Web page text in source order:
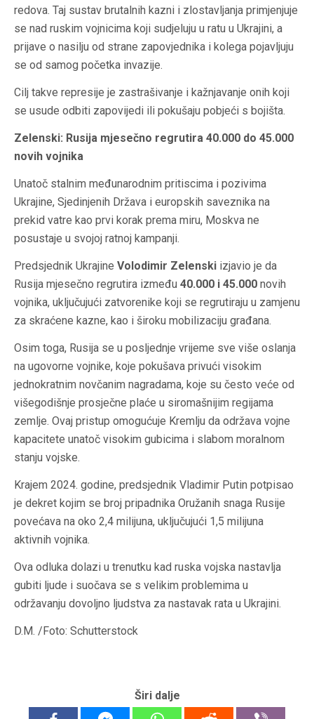
redova. Taj sustav brutalnih kazni i zlostavljanja primjenjuje
se nad ruskim vojnicima koji sudjeluju u ratu u Ukrajini, a
prijave o nasilju od strane zapovjednika i kolega pojavljuju
se od samog početka invazije.
Cilj takve represije je zastrašivanje i kažnjavanje onih koji
se usude odbiti zapovijedi ili pokušaju pobjeći s bojišta.
Zelenski: Rusija mjesečno regrutira 40.000 do 45.000
novih vojnika
Unatoč stalnim međunarodnim pritiscima i pozivima
Ukrajine, Sjedinjenih Država i europskih saveznika na
prekid vatre kao prvi korak prema miru, Moskva ne
posustaje u svojoj ratnoj kampanji.
Predsjednik Ukrajine Volodimir Zelenski izjavio je da
Rusija mjesečno regrutira između 40.000 i 45.000 novih
vojnika, uključujući zatvorenike koji se regrutiraju u zamjenu
za skraćene kazne, kao i široku mobilizaciju građana.
Osim toga, Rusija se u posljednje vrijeme sve više oslanja
na ugovorne vojnike, koje pokušava privući visokim
jednokratnim novčanim nagradama, koje su često veće od
višegodišnje prosječne plaće u siromašnijim regijama
zemlje. Ovaj pristup omogućuje Kremlju da održava vojne
kapacitete unatoč visokim gubicima i slabom moralnom
stanju vojske.
Krajem 2024. godine, predsjednik Vladimir Putin potpisao
je dekret kojim se broj pripadnika Oružanih snaga Rusije
povećava na oko 2,4 milijuna, uključujući 1,5 milijuna
aktivnih vojnika.
Ova odluka dolazi u trenutku kad ruska vojska nastavlja
gubiti ljude i suočava se s velikim problemima u
održavanju dovoljno ljudstva za nastavak rata u Ukrajini.
D.M. /Foto: Schutterstock
Širi dalje